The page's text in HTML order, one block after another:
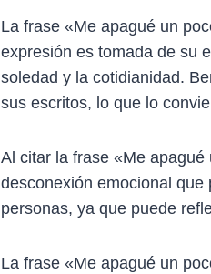
La frase «Me apagué un
expresión es tomada de su
soledad y la cotidianidad.
sus escritos, lo que lo
Al citar la frase «Me
desconexión emocional
personas, ya que puede
La frase «Me apagué un